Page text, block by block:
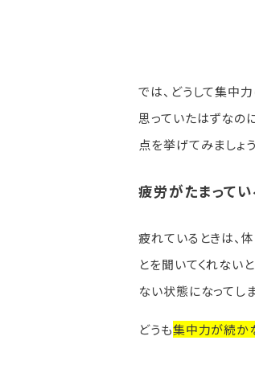
では、どうして集中
思っていたはずなの
点を挙げてみましょう
疲労がたまってい
疲れているときは、
とを聞いてくれない
ない状態になってし
どうも集中力が続か